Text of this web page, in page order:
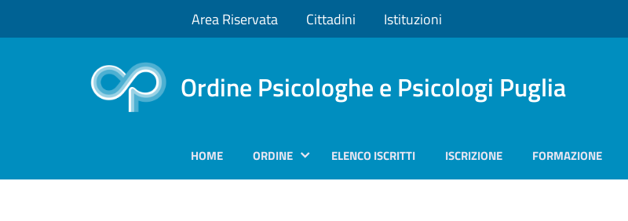
Area Riservata Cittadini Istituzioni
Ordine Psicologhe e Psicologi Puglia
HOME ORDINE ELENCO ISCRITTI ISCRIZIONE FORMAZIONE